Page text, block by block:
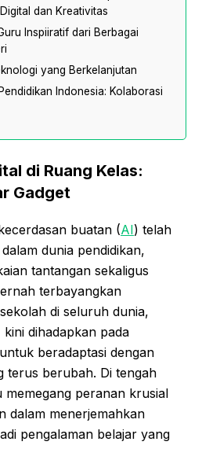
dan Kreativitas
Inspiiratif dari Berbagai
yang Berkelanjutan
Indonesia: Kolaborasi
di Ruang Kelas:
Gadget
buatan (AI) telah
dunia pendidikan,
tantangan sekaligus
terbayangkan
di seluruh dunia,
dihadapkan pada
beradaptasi dengan
terus berubah. Di tengah
memegang peranan krusial
dalam menerjemahkan
pengalaman belajar yang